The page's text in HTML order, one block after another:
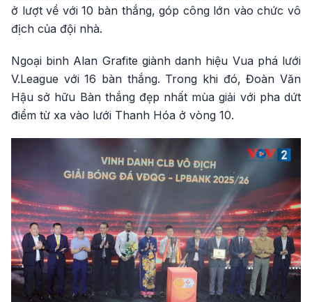
ở lượt về với 10 bàn thắng, góp công lớn vào chức vô
địch của đội nhà.
Ngoại binh Alan Grafite giành danh hiệu Vua phá lưới
V.League với 16 bàn thắng. Trong khi đó, Đoàn Văn
Hậu sở hữu Bàn thắng đẹp nhất mùa giải với pha dứt
điểm từ xa vào lưới Thanh Hóa ở vòng 10.